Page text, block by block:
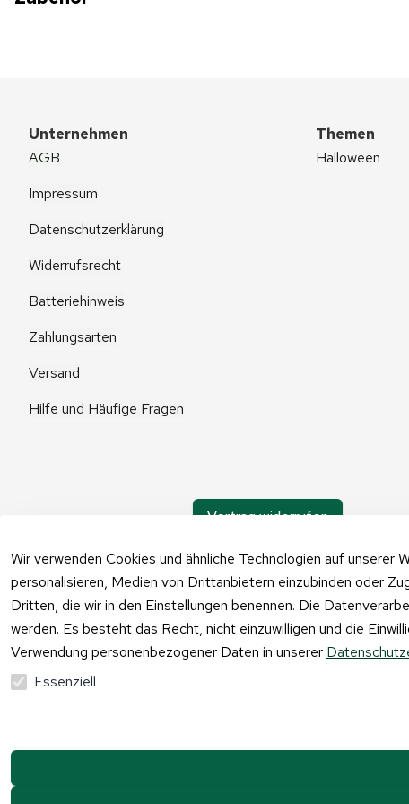
Wir verwenden Cookies und ähnliche Technologien auf
personalisieren, Medien von Drittanbietern einzubinden oder
Dritten, die wir in den Einstellungen benennen. Die
werden. Es besteht das Recht, nicht einzuwilligen und die
Verwendung personenbezogener Daten in unserer
Essenziell
Unternehmen
AGB
Impressum
Datenschutzerklärung
Widerrufsrecht
Batteriehinweis
Zahlungsarten
Versand
Hilfe und Häufige Fragen
Themen
Halloween
Vertrag widerrufen